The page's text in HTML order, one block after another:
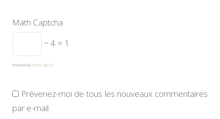
Math Captcha
− 4 = 1
Powered byMathCaptcha
Prévenez-moi de tous les nouveaux commentaires
par e-mail.